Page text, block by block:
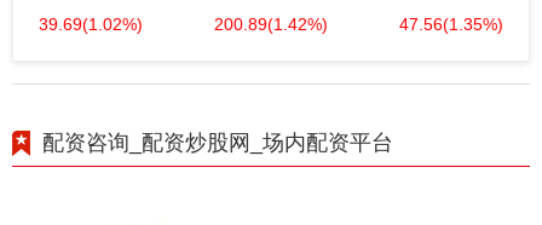
39.69(1.02%) 200.89(1.42%) 47.56(1.35%)
配资咨询_配资炒股网_场内配资平台